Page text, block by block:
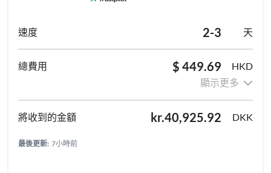
2-3 天
$ 449.69
HKD
顯示更多
kr.40,925.92 DKK
最後更新: 7小時前